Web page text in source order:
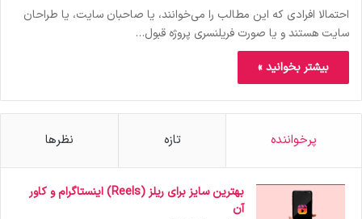
احتمالا افرادی که این مطالب را می‌خوانند، یا صاحبان سایت، یا طراحان
سایت هستند و یا صورت فریلنسری پروژه قبول…
بیشتر بخوانید »
پرخواننده تازه نظرها
بهترین سایز برای ریلز (Reels) اینستاگرام و کاور
آن